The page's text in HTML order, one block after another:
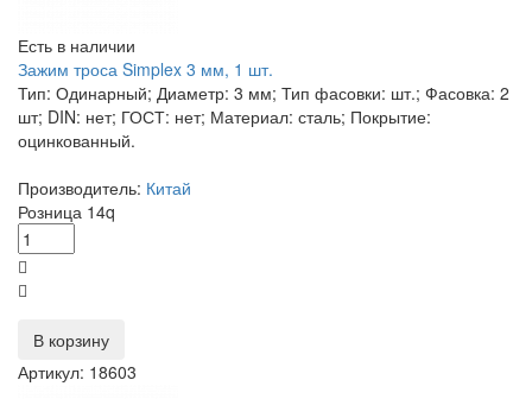
Есть в наличии
Зажим троса Simplex 3 мм, 1 шт.
Тип: Одинарный; Диаметр: 3 мм; Тип фасовки: шт.; Фасовка: 2
шт; DIN: нет; ГОСТ: нет; Материал: сталь; Покрытие:
оцинкованный.
Производитель: Китай
Розница 14q
В корзину
Артикул: 18603